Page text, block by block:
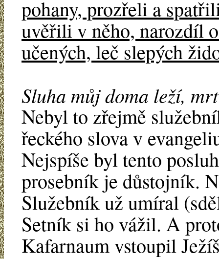
pohany, prozřeli a
uvěřili v něho, narozdíl
učených, leč slepých
Sluha můj doma leží,
Nebyl to zřejmě
řeckého slova v
Nejspíše byl tento
prosebník je důstojník.
Služebník už umíral
Setník si ho vážil. A
Kafarnaum vstoupil